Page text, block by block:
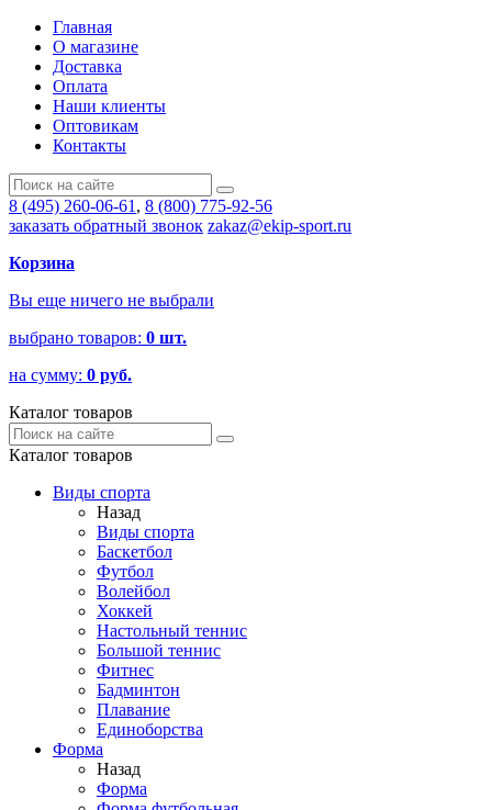
Главная
О магазине
Доставка
Оплата
Наши клиенты
Оптовикам
Контакты
8 (495) 260-06-61 , 8 (800) 775-92-56
заказать обратный звонок zakaz@ekip-sport.ru
Корзина
Вы еще ничего не выбрали
выбрано товаров: 0 шт.
на сумму: 0 руб.
Каталог товаров
Каталог товаров
Виды спорта
Назад
Виды спорта
Баскетбол
Футбол
Волейбол
Хоккей
Настольный теннис
Большой теннис
Фитнес
Бадминтон
Плавание
Единоборства
Форма
Назад
Форма